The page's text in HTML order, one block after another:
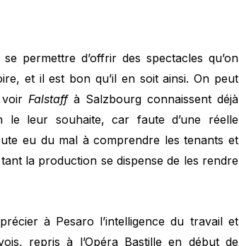
permettre d’offrir des spectacles qu’on
et il est bon qu’il en soit ainsi. On peut
voirFalstaffà Salzbourg connaissent déjà
le leur souhaite, car faute d’une réelle
eu du mal à comprendre les tenants et
la production se dispense de les rendre
à Pesaro l’intelligence du travail et
repris à l’Opéra Bastille en début de